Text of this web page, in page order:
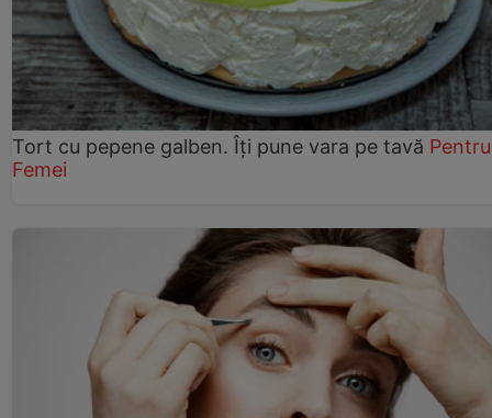
Tort cu pepene galben. Îți pune vara pe tavă Pentru
Femei